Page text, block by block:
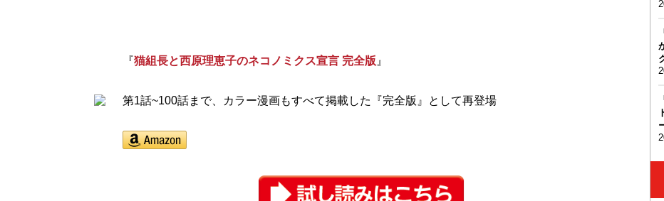
『猫組長と西原理恵子のネコノミクス宣言 完全版 』
第1話~100話まで、カラー漫画もすべて掲載した『完全版』として再登場